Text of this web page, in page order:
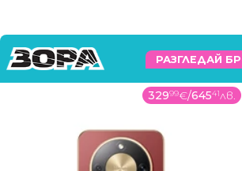
РАЗГЛЕДАЙ
32999€/64541лв.